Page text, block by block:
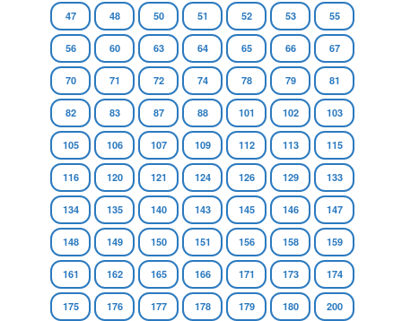
47 48 50 51 52 53 55
56 60 63 64 65 66 67
70 71 72 74 78 79 81
82 83 87 88 101 102 103
105 106 107 109 112 113 115
116 120 121 124 126 129 133
134 135 140 143 145 146 147
148 149 150 151 156 158 159
161 162 165 166 171 173 174
175 176 177 178 179 180 200